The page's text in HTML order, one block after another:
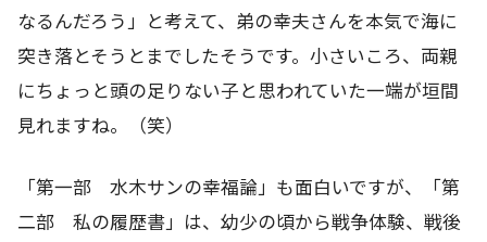
なるんだろう」と考えて、弟の幸夫さんを本気で海に
突き落とそうとまでしたそうです。小さいころ、両親
にちょっと頭の足りない子と思われていた一端が垣間
見れますね。（笑）
「第一部 水木サンの幸福論」も面白いですが、「第
二部 私の履歴書」は、幼少の頃から戦争体験、戦後